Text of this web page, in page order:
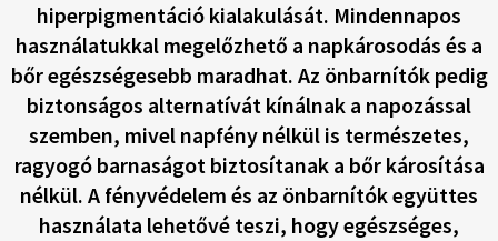
hiperpigmentáció kialakulását. Mindennapos
használatukkal megelőzhető a napkárosodás és a
bőr egészségesebb maradhat. Az önbarnítók pedig
biztonságos alternatívát kínálnak a napozással
szemben, mivel napfény nélkül is természetes,
ragyogó barnaságot biztosítanak a bőr károsítása
nélkül. A fényvédelem és az önbarnítók együttes
használata lehetővé teszi, hogy egészséges,